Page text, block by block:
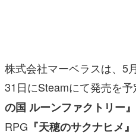
株式会社マーベラスは、5
31日にSteamにて発売を
の国 ルーンファクトリー』
RPG 『天穂のサクナヒメ』